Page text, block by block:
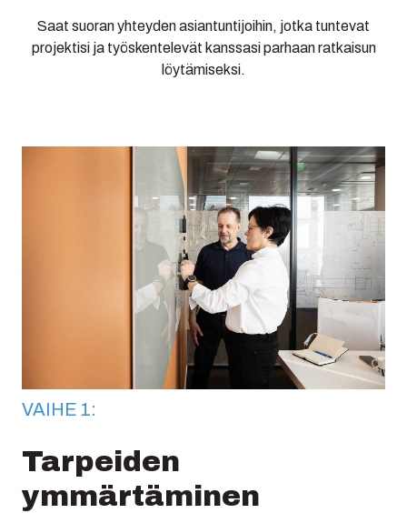
Saat suoran yhteyden asiantuntijoihin, jotka tuntevat
projektisi ja työskentelevät kanssasi parhaan ratkaisun
löytämiseksi.
VAIHE 1:
Tarpeiden
ymmärtäminen